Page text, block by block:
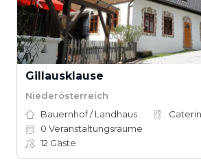
Gillausklause
Niederösterreich
Bauernhof / Landhaus
0 Veranstaltungsräume
12 Gäste